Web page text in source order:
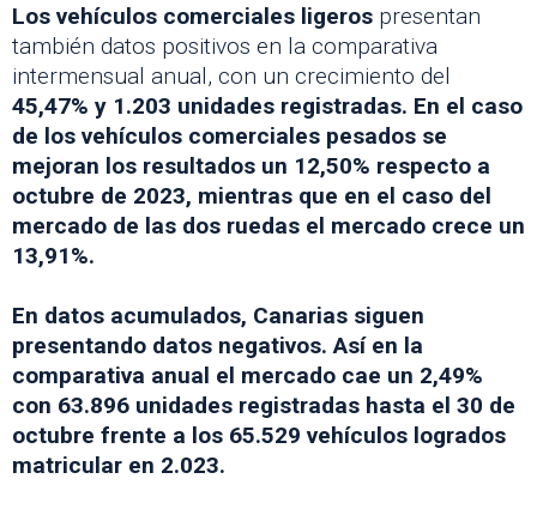
Los vehículos comerciales ligeros presentan
también datos positivos en la comparativa
intermensual anual, con un crecimiento del
45,47% y 1.203 unidades registradas. En el caso
de los vehículos comerciales pesados se
mejoran los resultados un 12,50% respecto a
octubre de 2023, mientras que en el caso del
mercado de las dos ruedas el mercado crece un
13,91%.
En datos acumulados, Canarias siguen
presentando datos negativos. Así en la
comparativa anual el mercado cae un 2,49%
con 63.896 unidades registradas hasta el 30 de
octubre frente a los 65.529 vehículos logrados
matricular en 2.023.